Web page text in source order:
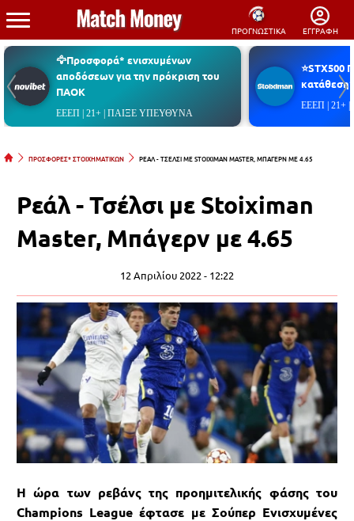
ΠΡΟΓΝΩΣΤΙΚΑ ΕΓΓΡΑΦΗ
🦅Προσφορά* ενισχυμένων
αποδόσεων για την πρόκριση του
ΠΑΟΚ
ΕΕΕΠ | 21+ | ΠΑΙΞΕ ΥΠΕΥΘΥΝΑ
⭐STX500
ΕΕΕΠ | 21+
ΠΡΟΣΦΟΡΕΣ* ΣΤΟΙΧΗΜΑΤΙΚΩΝ ΡΕΑΛ - ΤΣΕΛΣΙ ΜΕ STOIXIMAN MASTER, ΜΠΑΓΕΡΝ ΜΕ 4.65
Ρεάλ - Τσέλσι με Stoiximan
Master, Μπάγερν με 4.65
12 Απριλίου 2022 - 12:22
Η ώρα των ρεβάνς της προημιτελικής φάσης του
Champions League έφτασε με Σούπερ Ενισχυμένες